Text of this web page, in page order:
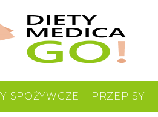
SPOŻYWCZE PRZEPISY